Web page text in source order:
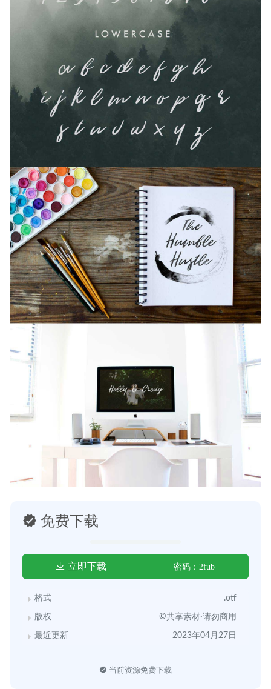
免费下载
立即下载 密码：2fub
格式 .otf
版权 ©共享素材·请勿商用
最近更新 2023年04月27日
当前资源免费下载